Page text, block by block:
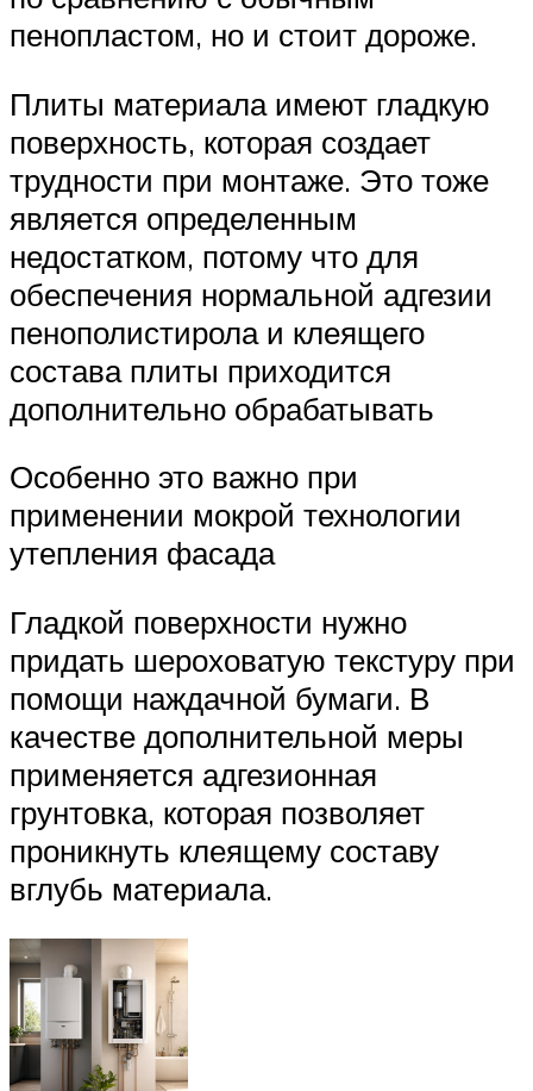
пенопластом, но и стоит дороже.
Плиты материала имеют гладкую
поверхность, которая создает
трудности при монтаже. Это тоже
является определенным
недостатком, потому что для
обеспечения нормальной адгезии
пенополистирола и клеящего
состава плиты приходится
дополнительно обрабатывать
Особенно это важно при
применении мокрой технологии
утепления фасада
Гладкой поверхности нужно
придать шероховатую текстуру при
помощи наждачной бумаги. В
качестве дополнительной меры
применяется адгезионная
грунтовка, которая позволяет
проникнуть клеящему составу
вглубь материала.